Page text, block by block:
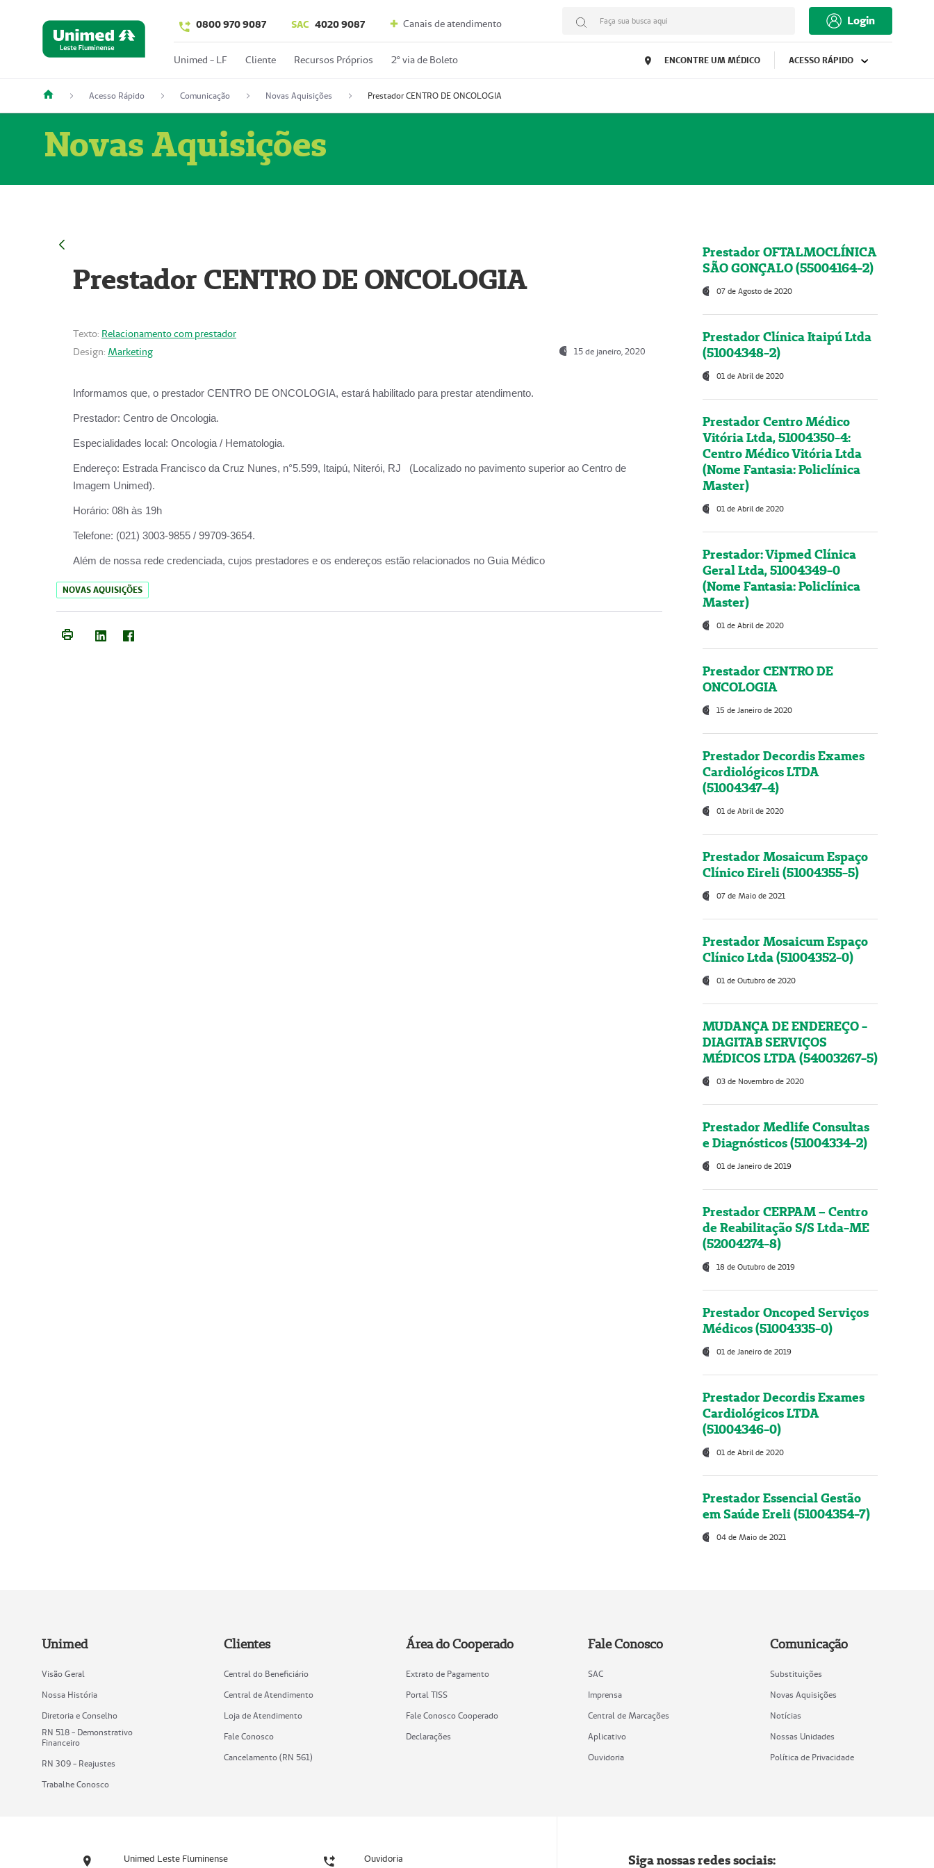
0800 970 9087 SAC 4020 9087 Canais de atendimento Faça sua busca aqui Login
Unimed - LF Cliente Recursos Próprios 2º via de Boleto ENCONTRE UM MÉDICO ACESSO RÁPIDO
Acesso Rápido Comunicação Novas Aquisições Prestador CENTRO DE ONCOLOGIA
Novas Aquisições
Prestador CENTRO DE ONCOLOGIA
Texto: Relacionamento com prestador
Design: Marketing 15 de janeiro, 2020
Informamos que, o prestador CENTRO DE ONCOLOGIA, estará habilitado para prestar atendimento.
Prestador: Centro de Oncologia.
Especialidades local: Oncologia / Hematologia.
Endereço: Estrada Francisco da Cruz Nunes, n°5.599, Itaipú, Niterói, RJ (Localizado no pavimento superior ao Centro de
Imagem Unimed).
Horário: 08h às 19h
Telefone: (021) 3003-9855 / 99709-3654.
Além de nossa rede credenciada, cujos prestadores e os endereços estão relacionados no Guia Médico
NOVAS AQUISIÇÕES
Prestador OFTALMOCLÍNICA
SÃO GONÇALO (55004164-2)
07 de Agosto de 2020
Prestador Clínica Itaipú Ltda
(51004348-2)
01 de Abril de 2020
Prestador Centro Médico
Vitória Ltda, 51004350-4:
Centro Médico Vitória Ltda
(Nome Fantasia: Policlínica
Master)
01 de Abril de 2020
Prestador: Vipmed Clínica
Geral Ltda, 51004349-0
(Nome Fantasia: Policlínica
Master)
01 de Abril de 2020
Prestador CENTRO DE
ONCOLOGIA
15 de Janeiro de 2020
Prestador Decordis Exames
Cardiológicos LTDA
(51004347-4)
01 de Abril de 2020
Prestador Mosaicum Espaço
Clínico Eireli (51004355-5)
07 de Maio de 2021
Prestador Mosaicum Espaço
Clínico Ltda (51004352-0)
01 de Outubro de 2020
MUDANÇA DE ENDEREÇO -
DIAGITAB SERVIÇOS
MÉDICOS LTDA (54003267-5)
03 de Novembro de 2020
Prestador Medlife Consultas
e Diagnósticos (51004334-2)
01 de Janeiro de 2019
Prestador CERPAM – Centro
de Reabilitação S/S Ltda-ME
(52004274-8)
18 de Outubro de 2019
Prestador Oncoped Serviços
Médicos (51004335-0)
01 de Janeiro de 2019
Prestador Decordis Exames
Cardiológicos LTDA
(51004346-0)
01 de Abril de 2020
Prestador Essencial Gestão
em Saúde Ereli (51004354-7)
04 de Maio de 2021
Unimed
Visão Geral
Nossa História
Diretoria e Conselho
RN 518 - Demonstrativo
Financeiro
RN 309 - Reajustes
Trabalhe Conosco
Clientes
Central do Beneficiário
Central de Atendimento
Loja de Atendimento
Fale Conosco
Cancelamento (RN 561)
Área do Cooperado
Extrato de Pagamento
Portal TISS
Fale Conosco Cooperado
Declarações
Fale Conosco
SAC
Imprensa
Central de Marcações
Aplicativo
Ouvidoria
Comunicação
Substituições
Novas Aquisições
Notícias
Nossas Unidades
Política de Privacidade
Unimed Leste Fluminense Ouvidoria Siga nossas redes sociais: